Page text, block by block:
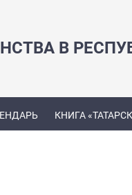
В
КНИГА